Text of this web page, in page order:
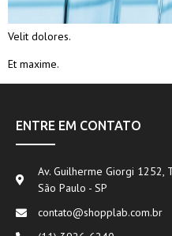
Velit dolores.
Et maxime.
ENTRE EM CONTATO
Av. Guilherme Giorgi 1252,
São Paulo - SP
contato@shopplab.com.br